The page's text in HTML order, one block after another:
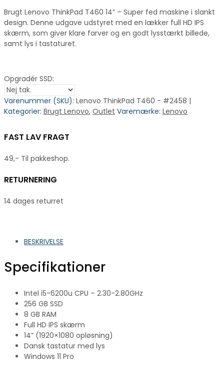
Brugt Lenovo ThinkPad T460 14” – Super fed maskine i slankt
design. Denne udgave udstyret med en lækker full HD IPS
skærm, som giver klare farver og en godt lysstærkt billede,
samt lys i tastaturet.
Opgradér SSD:
Varenummer (SKU): Lenovo ThinkPad T460 - #2458 |
Kategorier: Brugt Lenovo, Outlet Varemærke: Lenovo
FAST LAV FRAGT
49,- Til pakkeshop.
RETURNERING
14 dages returret
BESKRIVELSE
Specifikationer
Intel i5-6200u CPU – 2.30-2.80GHz
256 GB SSD
8 GB RAM
Full HD IPS skærm
14” (1920×1080 opløsning)
Dansk tastatur med lys
Windows 11 Pro